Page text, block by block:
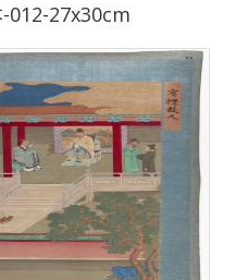
012-27x30cm